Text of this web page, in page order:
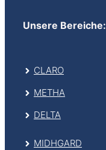
Unsere Bereiche:
CLARO
METHA
DELTA
MIDHGARD